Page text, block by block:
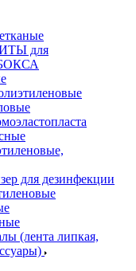
для
для дезинфекции
(лента липкая,